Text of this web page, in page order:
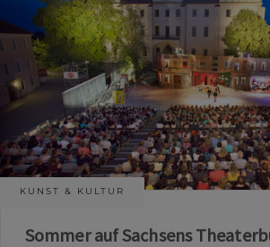
KUNST & KULTUR
Sommer auf Sachsens